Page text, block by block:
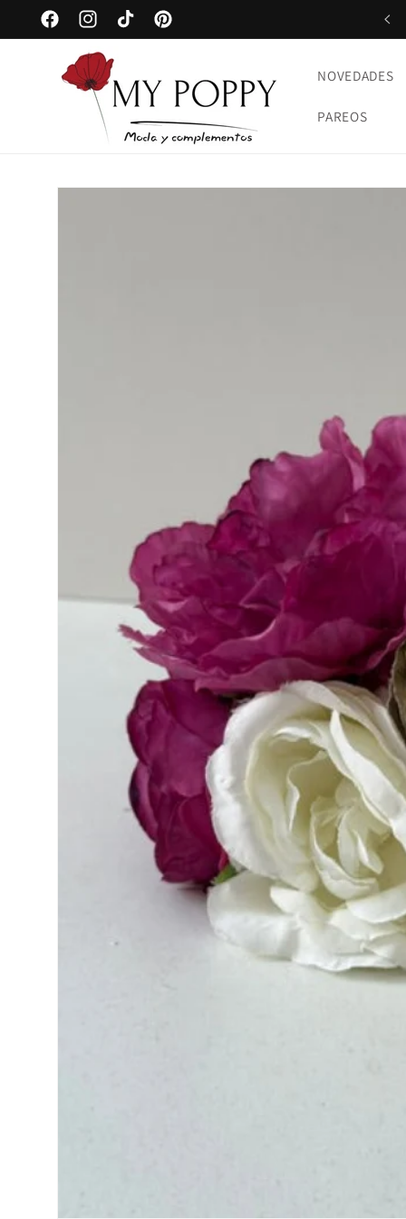
directamente
al contenido
FacebookInstagramTikTokPinterest
ENVÍO GRATUITO en pedidos desde 75€
NOVEDADES
PAREOS
directamente